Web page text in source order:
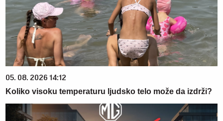
05. 08. 2026 14:12
Koliko visoku temperaturu ljudsko telo može da izdrži?